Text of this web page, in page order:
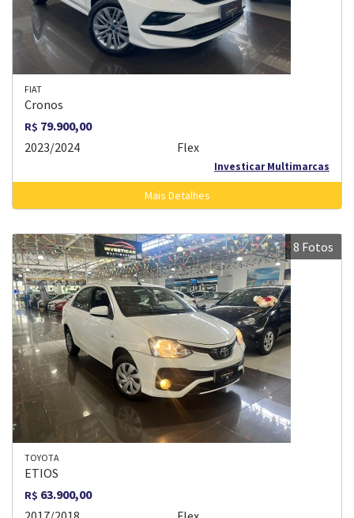
FIAT
Cronos
R$ 79.900,00
2023/2024
Flex
Investicar Multimarcas
Mais Detalhes
8 Fotos
TOYOTA
ETIOS
R$ 63.900,00